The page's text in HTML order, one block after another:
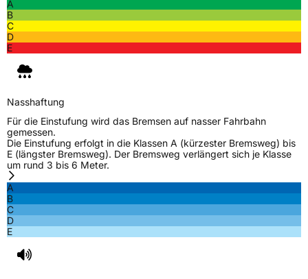
Rollgeräusch (dB)71
FahrzeugklasseC1
3PMSF / Schneeflockensymbol / Alpine-Symbol
EPREL ID2095707
Allgemeine Produktsicherheit (GPSR)
HerstellerkontaktGlobaljoy Service GmbH, Am Blumenfeld 10
hgs.spain@testgs.com
A
B
C
D
E
Nasshaftung
Für die Einstufung wird das Bremsen auf nasser Fahrbahn
gemessen.
Die Einstufung erfolgt in die Klassen A (kürzester Bremsweg) bis
E (längster Bremsweg). Der Bremsweg verlängert sich je Klasse
um rund 3 bis 6 Meter.
A
B
C
D
E